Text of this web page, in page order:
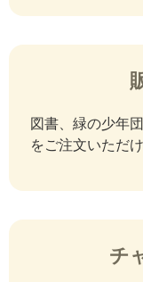
図書、緑の少年
をご注文いただけ
チ